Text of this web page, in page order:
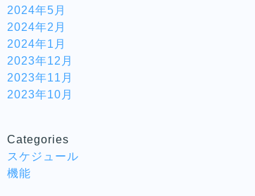
2024年5月
2024年2月
2024年1月
2023年12月
2023年11月
2023年10月
Categories
スケジュール
機能